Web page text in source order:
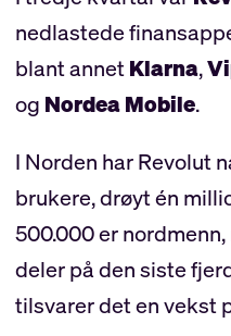
nedlastede
blant annetKlarna,
og Nordea Mobile.
I Norden har Revolut
brukere, drøyt én
500.000 er
deler på den siste
tilsvarer det en vekst